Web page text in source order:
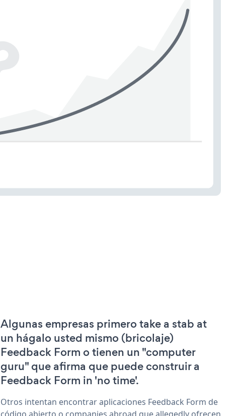
Algunas empresas primero take a stab at
un hágalo usted mismo (bricolaje)
Feedback Form o tienen un "computer
guru" que afirma que puede construir a
Feedback Form in 'no time'.
Otros intentan encontrar aplicaciones Feedback Form de